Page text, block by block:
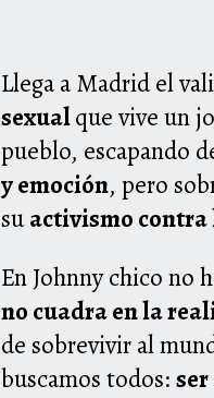
Llega a Madrid el
sexualque vive un
pueblo, escapando
y emoción, pero
suactivismo
En Johnny chico no
no cuadra en la
de sobrevivir al
buscamos todos: